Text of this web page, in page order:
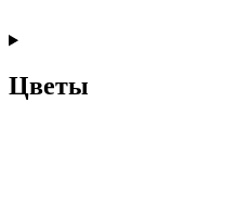
Цветы